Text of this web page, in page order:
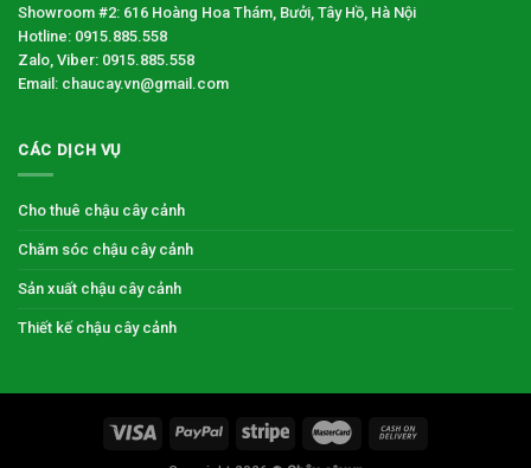
Showroom #2: 616 Hoàng Hoa Thám, Bưởi, Tây Hồ, Hà Nội
Hotline: 0915.885.558
Zalo, Viber: 0915.885.558
Email: chaucay.vn@gmail.com
CÁC DỊCH VỤ
Cho thuê chậu cây cảnh
Chăm sóc chậu cây cảnh
Sản xuất chậu cây cảnh
Thiết kế chậu cây cảnh